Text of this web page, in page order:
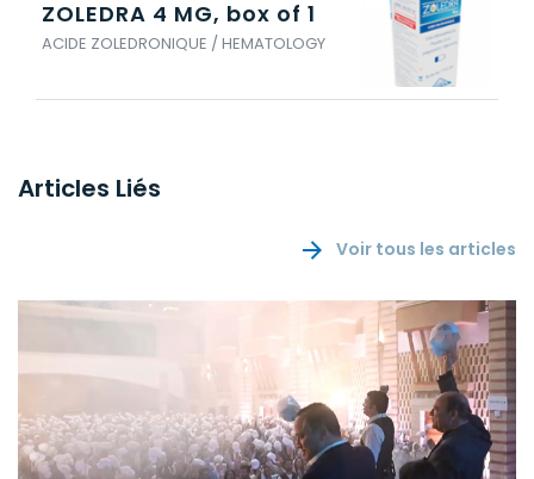
ZOLEDRA 4 MG, box of 1
ACIDE ZOLEDRONIQUE / HEMATOLOGY
Articles Liés
Voir tous les articles